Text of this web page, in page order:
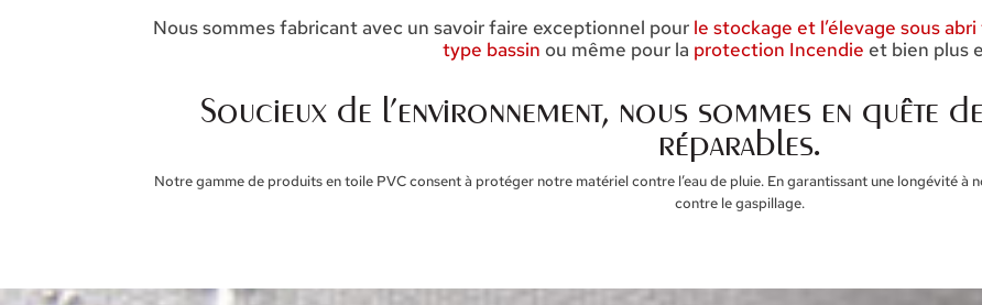
Nous sommes fabricant avec un savoir faire exceptionnel pour le stockage et l’élevage sous
type bassin ou même pour la protection Incendie et bien plus
Soucieux de l’environnement, nous sommes en quête
réparables.
Notre gamme de produits en toile PVC consent à protéger notre matériel contre l’eau de pluie. En garantissant une longévité à
contre le gaspillage.